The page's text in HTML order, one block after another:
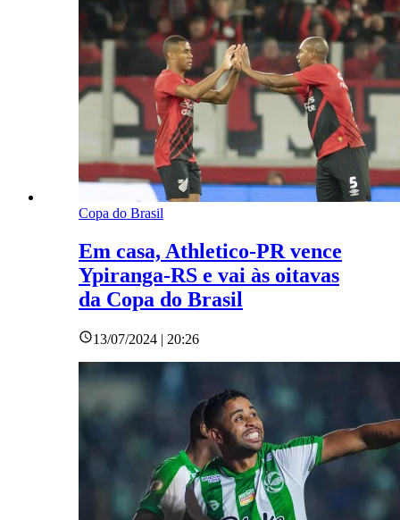
Copa do Brasil
Em casa, Athletico-PR vence
Ypiranga-RS e vai às oitavas
da Copa do Brasil
13/07/2024 | 20:26